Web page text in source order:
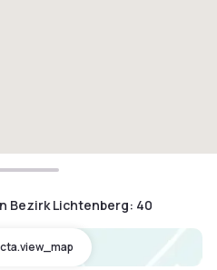
Bezirk Lichtenberg: 40